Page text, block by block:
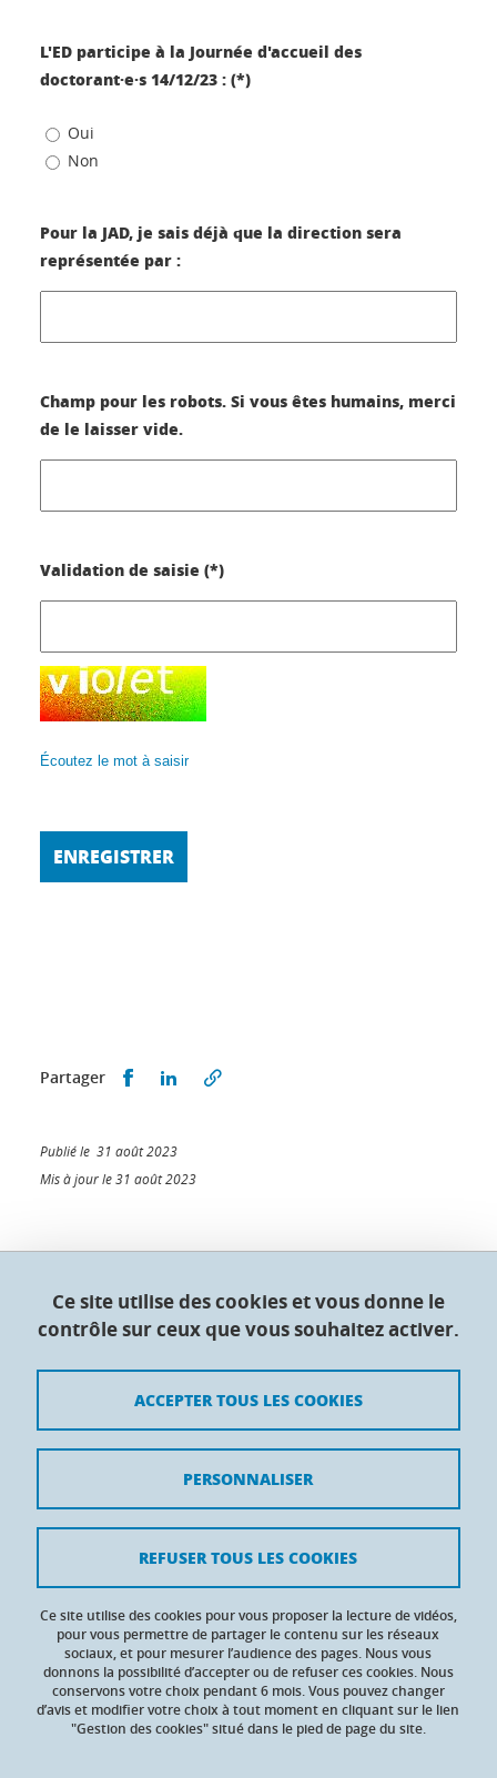
L'ED participe à la Journée d'accueil des
doctorant·e·s 14/12/23 : (*)
Oui
Non
Pour la JAD, je sais déjà que la direction sera
représentée par :
Champ pour les robots. Si vous êtes humains, merci
de le laisser vide.
Validation de saisie (*)
Écoutez le mot à saisir
Partager Partager sur Facebook
Partager sur LinkedIn
Publié le 31 août 2023
Mis à jour le 31 août 2023
Collège doctoral de l'Université Grenoble Alpes
Maison du doctorat Jean Kuntzmann
France
Crédits
Données personnelles
Gestion des cookies
Accessibilité : non conforme
Ce site utilise des cookies et vous donne le
contrôle sur ceux que vous souhaitez activer.
Ce site utilise des cookies pour vous proposer la lecture de vidéos,
pour vous permettre de partager le contenu sur les réseaux
sociaux, et pour mesurer l’audience des pages. Nous vous
donnons la possibilité d’accepter ou de refuser ces cookies. Nous
conservons votre choix pendant 6 mois. Vous pouvez changer
d’avis et modifier votre choix à tout moment en cliquant sur le lien
"Gestion des cookies" situé dans le pied de page du site.
ACCEPTER TOUS LES COOKIES
REFUSER TOUS LES COOKIES
PERSONNALISER